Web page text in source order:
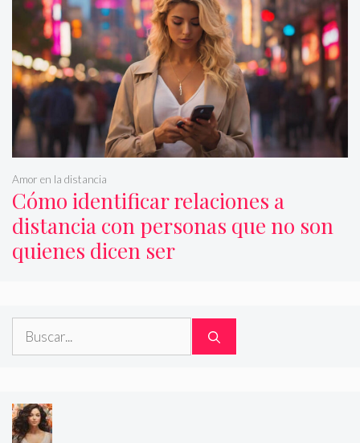
Cómo identificar relaciones a
distancia con personas que no son
quienes dicen ser
Amor en la distancia
Buscar: